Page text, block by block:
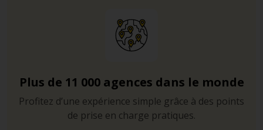
Plus de 11 000 agences dans le monde
Profitez d’une expérience simple grâce à des points
de prise en charge pratiques.